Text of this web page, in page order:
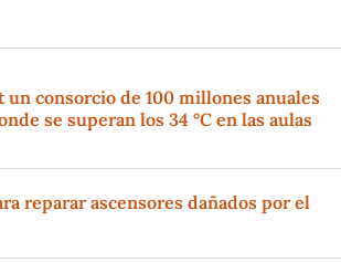
un consorcio de 100 millones anuales
se superan los 34 °C en las aulas
reparar ascensores dañados por el